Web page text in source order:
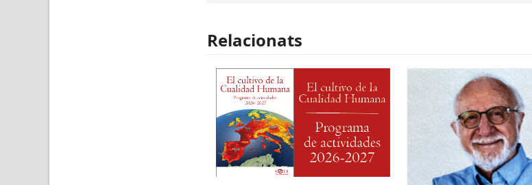
Relacionats